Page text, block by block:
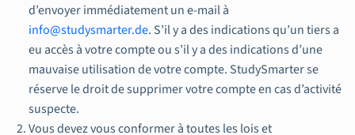
d’envoyer immédiatement un e-mail à
info@studysmarter.de. S’il y a des indications qu’un tiers a
eu accès à votre compte ou s’il y a des indications d’une
mauvaise utilisation de votre compte. StudySmarter se
réserve le droit de supprimer votre compte en cas d’activité
suspecte.
Vous devez vous conformer à toutes les lois et